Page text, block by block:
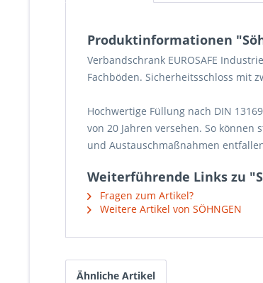
Produktinformationen
Verbandschrank EUROSAFE
Fachböden. Sicherheitsschloss mit
Hochwertige Füllung nach DIN
von 20 Jahren versehen. So
und Austauschmaßnahmen
Weiterführende Links zu
Fragen zum Artikel?
Weitere Artikel von SÖHNGEN
Ähnliche Artikel